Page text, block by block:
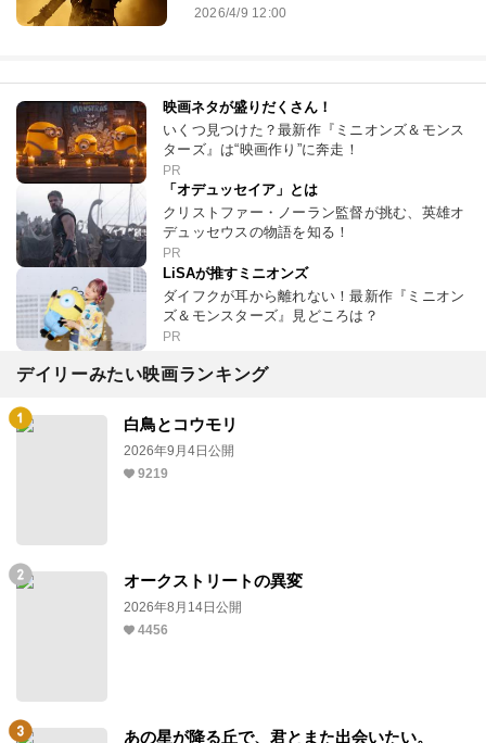
2026/4/9 12:00
映画ネタが盛りだくさん！
いくつ見つけた？最新作『ミニオンズ＆モンス
ターズ』は“映画作り”に奔走！
PR
「オデュッセイア」とは
クリストファー・ノーラン監督が挑む、英雄オ
デュッセウスの物語を知る！
PR
LiSAが推すミニオンズ
ダイフクが耳から離れない！最新作『ミニオン
ズ＆モンスターズ』見どころは？
PR
デイリーみたい映画ランキング
白鳥とコウモリ
2026年9月4日公開
9219
オークストリートの異変
2026年8月14日公開
4456
あの星が降る丘で、君とまた出会いたい。